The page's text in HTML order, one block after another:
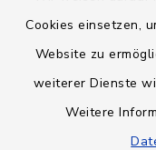
Cookies einsetzen,
Website zu
weiterer Dienste
Weitere